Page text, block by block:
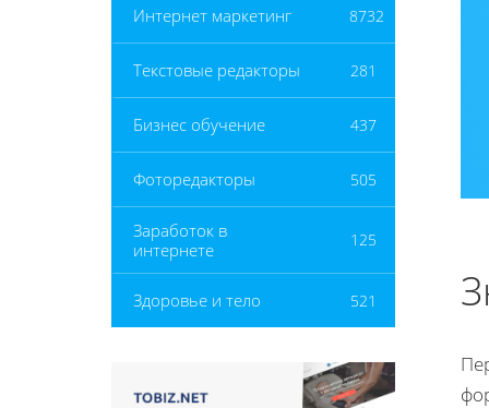
Интернет маркетинг 8732
Текстовые редакторы 281
Бизнес обучение 437
Фоторедакторы 505
Заработок в
интернете
125
Здоровье и тело 521